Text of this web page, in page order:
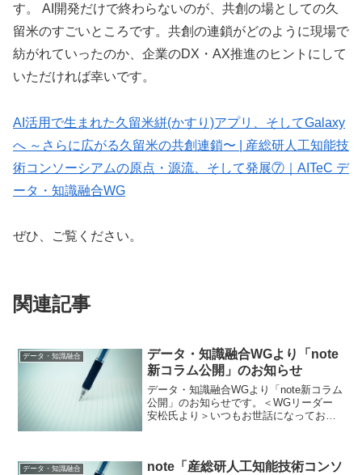
す。 AI開発だけで終わらないのが、共創の場としての久
留米のすごいところです。共創の連鎖がどのように現場で
紡がれていったのか、企業のDX・AX推進のヒントにして
いただければ幸いです。
AI活用で生まれた久留米絣(かすり)アプリ、そしてGalaxy
へ ～さらに広がる久留米の共創連鎖〜 | 産総研人工知能技
術コンソーシアムの原点・源流、そして発展⑦｜AITeC デ
ータ・知識融合WG
ぜひ、ご覧ください。
関連記事
データ・知識融合
データ・知識融合WGより「note
新コラム公開」のお知らせ
データ・知識融合WGより「note新コラム
公開」のお知らせです。＜WGリーダー
安松氏より＞いつもお世話になっており
ラム...
データ・知識融合
note「産総研人工知能技術コンソ